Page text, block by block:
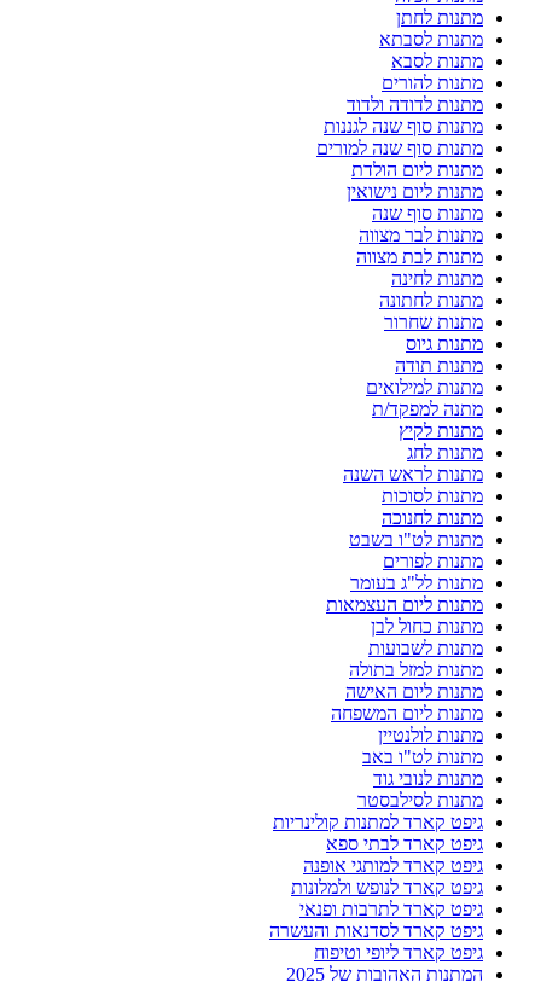
מתנות לחתן
מתנות לסבתא
מתנות לסבא
מתנות להורים
מתנות לדודה ולדוד
מתנות סוף שנה לגננות
מתנות סוף שנה למורים
מתנות ליום הולדת
מתנות ליום נישואין
מתנות סוף שנה
מתנות לבר מצווה
מתנות לבת מצווה
מתנות לחינה
מתנות לחתונה
מתנות שחרור
מתנות גיוס
מתנות תודה
מתנות למילואים
מתנה למפקד/ת
מתנות לקיץ
מתנות לחג
מתנות לראש השנה
מתנות לסוכות
מתנות לחנוכה
מתנות לט"ו בשבט
מתנות לפורים
מתנות לל"ג בעומר
מתנות ליום העצמאות
מתנות כחול לבן
מתנות לשבועות
מתנות למזל בתולה
מתנות ליום האישה
מתנות ליום המשפחה
מתנות לולנטיין
מתנות לט"ו באב
מתנות לנובי גוד
מתנות לסילבסטר
גיפט קארד למתנות קולינריות
גיפט קארד לבתי ספא
גיפט קארד למותגי אופנה
גיפט קארד לנופש ולמלונות
גיפט קארד לתרבות ופנאי
גיפט קארד לסדנאות והעשרה
גיפט קארד ליופי וטיפוח
המתנות האהובות של 2025